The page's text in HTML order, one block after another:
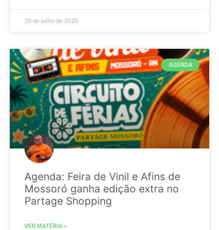
29 de julho de 2026
AGENDA
Agenda: Feira de Vinil e Afins de
Mossoró ganha edição extra no
Partage Shopping
VER MATÉRIA »